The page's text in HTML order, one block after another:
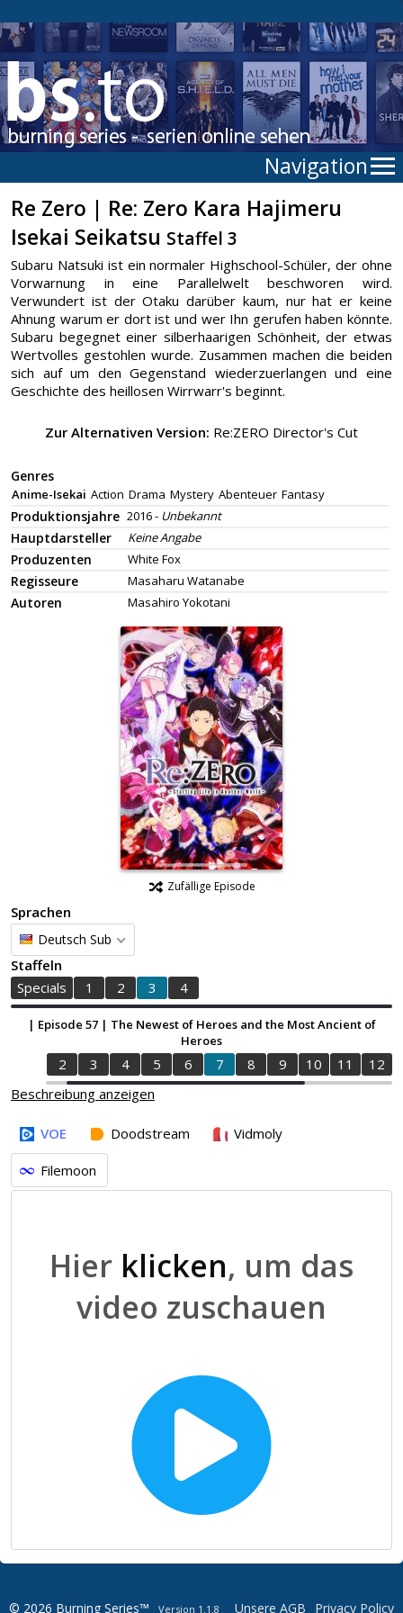
Navigation
Re Zero | Re: Zero Kara Hajimeru
Isekai Seikatsu Staffel 3
Subaru Natsuki ist ein normaler Highschool-Schüler, der ohne
Vorwarnung in eine Parallelwelt beschworen wird.
Verwundert ist der Otaku darüber kaum, nur hat er keine
Ahnung warum er dort ist und wer Ihn gerufen haben könnte.
Subaru begegnet einer silberhaarigen Schönheit, der etwas
Wertvolles gestohlen wurde. Zusammen machen die beiden
sich auf um den Gegenstand wiederzuerlangen und eine
Geschichte des heillosen Wirrwarr's beginnt.
Zur Alternativen Version: Re:ZERO Director's Cut
Genres
Anime-Isekai Action Drama Mystery Abenteuer Fantasy
Produktionsjahre 2016 - Unbekannt
Hauptdarsteller Keine Angabe
Produzenten White Fox
Regisseure Masaharu Watanabe
Autoren Masahiro Yokotani
Zufällige Episode
Sprachen
Deutsch Sub
Staffeln
Specials
1 2 3 4
| Episode 57 | The Newest of Heroes and the Most Ancient of
Heroes
2 3 4 5 6 7 8 9 10 11 12
Beschreibung anzeigen
VOE Doodstream Vidmoly
Filemoon
Hier klicken, um das
video zuschauen
© 2026 Burning Series™ Version 1.1.8 Privacy Policy
Unsere AGB